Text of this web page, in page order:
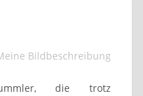
die trotz